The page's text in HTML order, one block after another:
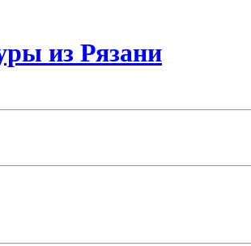
из Рязани